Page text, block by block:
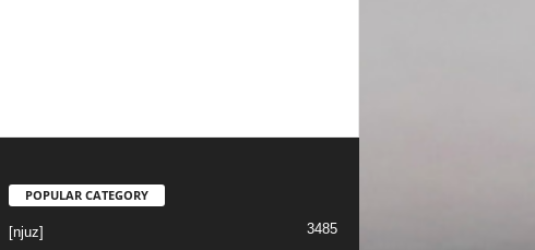
POPULAR CATEGORY
[njuz] 3485